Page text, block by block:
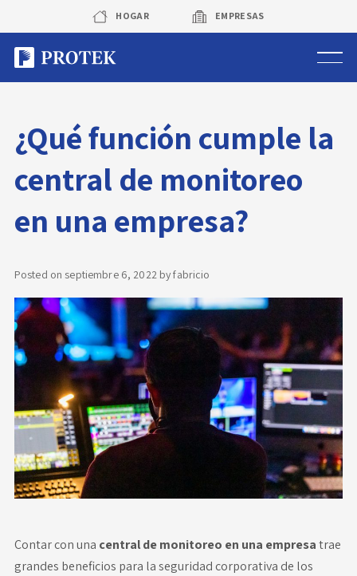
content
HOGAR EMPRESAS
Sistema de cámaras
Rastreo vehicular GPS
Protek Personas
Corredora de seguros
Sobre Protek
Trabaja con nosotros
Novedades
¿Qué función cumple la
central de monitoreo
en una empresa?
Posted on septiembre 6, 2022byfabricio
Contar con una central de monitoreo en una empresatrae
grandes beneficios para la seguridad corporativa de los